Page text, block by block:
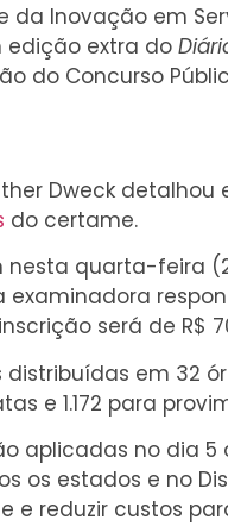
da Inovação em
extra do
do Concurso
Dweck
do certame.
quarta-feira
examinadora
será de R$
distribuídas em 32
e 1.172 para
aplicadas no dia 5
os estados e no
e reduzir custos